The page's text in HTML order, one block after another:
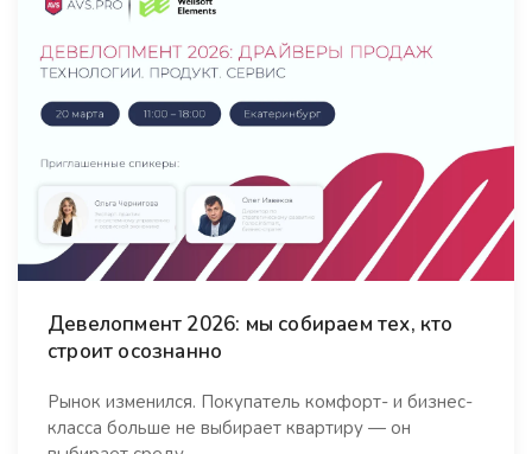
Девелопмент 2026: мы собираем тех, кто
строит осознанно
Рынок изменился. Покупатель комфорт- и бизнес-
класса больше не выбирает квартиру — он